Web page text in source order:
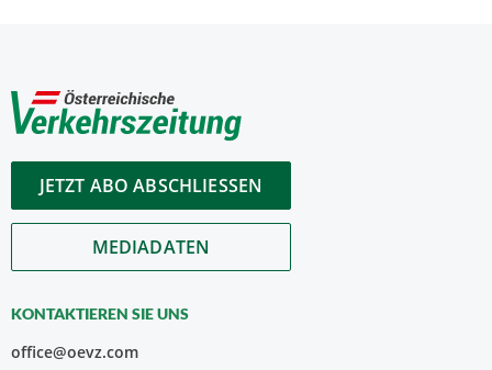
JETZT ABO ABSCHLIESSEN
MEDIADATEN
KONTAKTIEREN SIE UNS
office@oevz.com